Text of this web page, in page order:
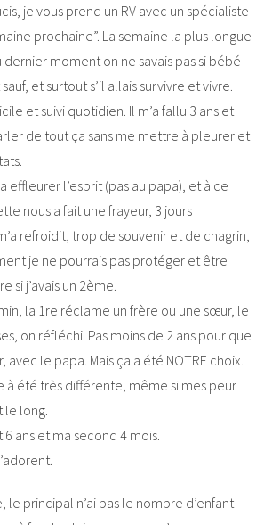
je vous prend un RV avec un spécialiste
prochaine”. La semaine la plus longue
moment on ne savais pas si bébé
et surtout s’il allais survivre et vivre.
et suivi quotidien. Il m’a fallu 3 ans et
de tout ça sans me mettre à pleurer et
effleurer l’esprit (pas au papa), et à ce
nous a fait une frayeur, 3 jours
refroidit, trop de souvenir et de chagrin,
je ne pourrais pas protéger et être
si j’avais un 2ème.
la 1re réclame un frère ou une sœur, le
on réfléchi. Pas moins de 2 ans pour que
avec le papa. Mais ça a été NOTRE choix.
à été très différente, même si mes peur
long.
ans et ma second 4 mois.
le principal n’ai pas le nombre d’enfant